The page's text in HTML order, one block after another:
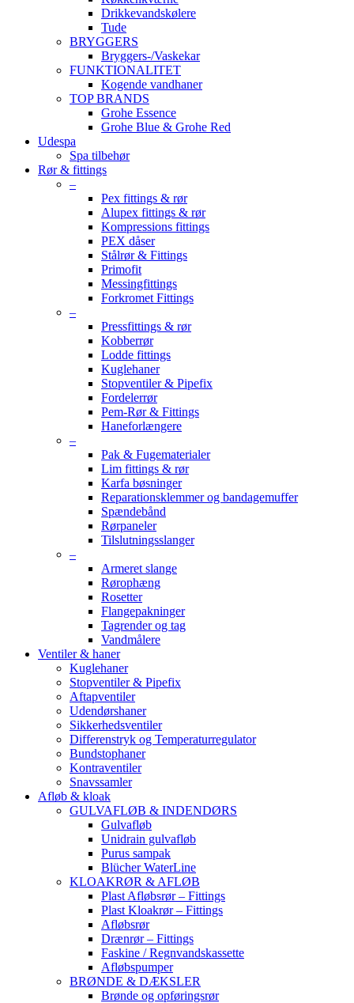
Drikkevandskølere
Tude
BRYGGERS
Bryggers-/Vaskekar
FUNKTIONALITET
Kogende vandhaner
TOP BRANDS
Grohe Essence
Grohe Blue & Grohe Red
Udespa
Spa tilbehør
Rør & fittings
–
Pex fittings & rør
Alupex fittings & rør
Kompressions fittings
PEX dåser
Stålrør & Fittings
Primofit
Messingfittings
Forkromet Fittings
–
Pressfittings & rør
Kobberrør
Lodde fittings
Kuglehaner
Stopventiler & Pipefix
Fordelerrør
Pem-Rør & Fittings
Haneforlængere
–
Pak & Fugematerialer
Lim fittings & rør
Karfa bøsninger
Reparationsklemmer og bandagemuffer
Spændebånd
Rørpaneler
Tilslutningsslanger
–
Armeret slange
Rørophæng
Rosetter
Flangepakninger
Tagrender og tag
Vandmålere
Ventiler & haner
Kuglehaner
Stopventiler & Pipefix
Aftapventiler
Udendørshaner
Sikkerhedsventiler
Differenstryk og Temperaturregulator
Bundstophaner
Kontraventiler
Snavssamler
Afløb & kloak
GULVAFLØB & INDENDØRS
Gulvafløb
Unidrain gulvafløb
Purus sampak
Blücher WaterLine
KLOAKRØR & AFLØB
Plast Afløbsrør – Fittings
Plast Kloakrør – Fittings
Afløbsrør
Drænrør – Fittings
Faskine / Regnvandskassette
Afløbspumper
BRØNDE & DÆKSLER
Brønde og opføringsrør